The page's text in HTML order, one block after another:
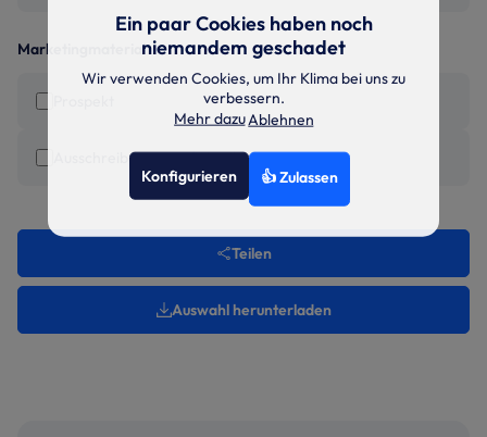
Marketingmaterial
Ausschreibungstext (Word)
Teilen
Auswahl herunterladen
Ein paar Cookies haben noch
niemandem geschadet
Wir verwenden Cookies, um Ihr Klima bei uns zu
verbessern.
Mehr dazuAblehnen
Konfigurieren 👍 Zulassen